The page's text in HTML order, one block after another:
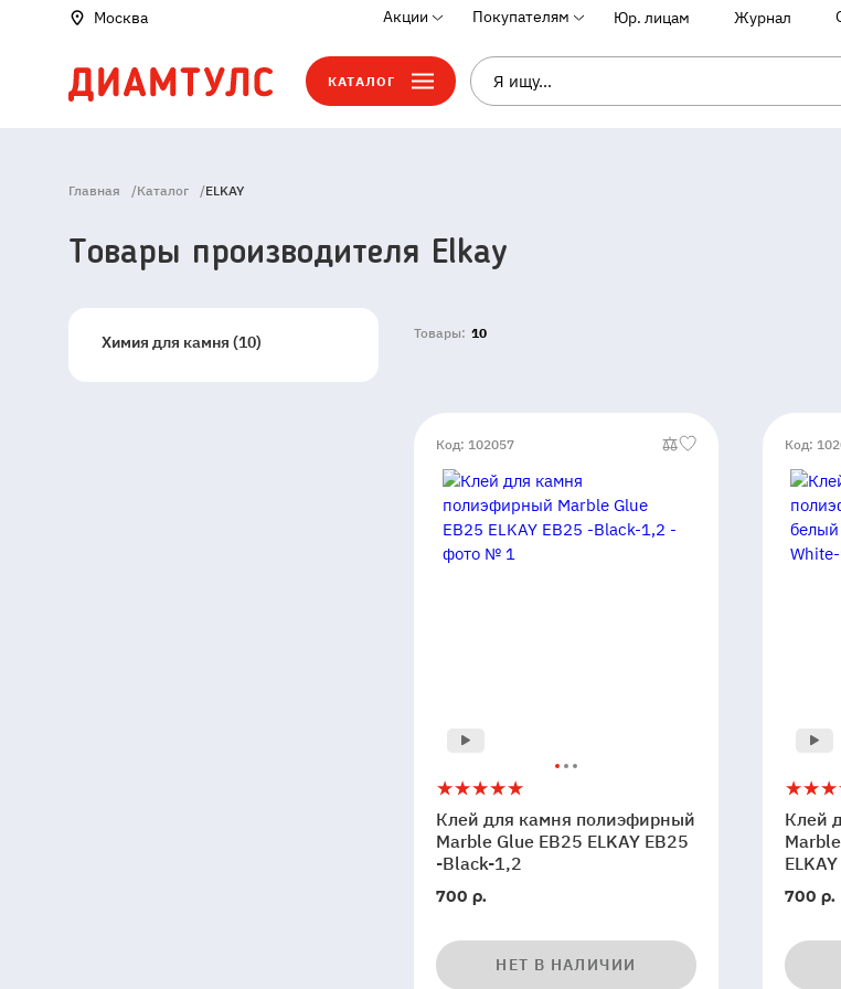
Москва Акции Покупателям Юр. лицам Журнал
КАТАЛОГ
Главная /Каталог /ELKAY
Товары производителя Elkay
Химия для камня (10) Товары: 10
Код: 102057
Клей
для
камня
полиэфирный
Marble
EB25
ELKAY
EB25
5
Клей для камня полиэфирный
Marble Glue EB25 ELKAY EB25
-Black-1,2
700 р.
НЕТ В НАЛИЧИИ
Код:
Клей
для
камня
Marble
белый
EB25
ELKAY
5
Клей
700 р.